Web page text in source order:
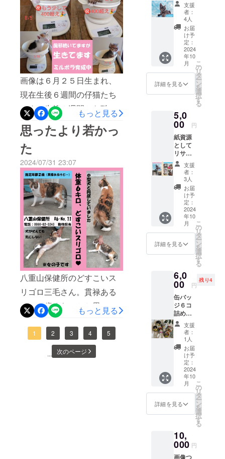
て生きたミロ所長に、お疲
れ様を言ってあげましょ
う。所長、３年半のラリ
マー勤務お疲れ様でした！
これからは虹の橋のたもと
営業所勤務ですね。プロ
ジェクト残り１５日。現在
達成率２５％です。このプ
ロジェクトは、All-In方式で
す。目標金額に関わらず、
2024/08/31 23:59:59までに
集まった金額がファンディ
ングされます。
ありました。発見者はすぐ
に病院へ向かい、応急処置
をしてもらい、その病院に
はレントゲンが無いので、
翌朝に別の病院へ猫を連れ
て行きましたが「治せな
い」と言われたそうです。
痛み止めの注射だけ打って
もらった後、猫は息を引き
取りました。棄てた人は、
なんのために公園まで猫を
運んだのでしょうか。獣医
師の見立てでは「交通事故
に遭った猫を誰かが拾って
運んだのではないか？」と
のこと。石垣島では、猫が
交通事故に遭うことはよく
あります。そんな猫の１匹
を、緑地公園に持ち込んで
棄てた人がいるのだろうと
のことでした。この猫の状
態はかなり酷く、伏せてい
て見えない腹部や後ろ足の
付け根にはウジがわいてい
ました。瀕死の猫を、棄て
画像は６月２５日生まれ、
現在生後６週間の仔猫たち
です。生後３週間から酷い
風邪をひいており、今も
治っていません。画像の子
たち以外に兄弟はあと２匹
いますが、全員目は見えて
いないようだとのことで
す。一時は危篤状態になっ
た子も、なんとか乗り越え
て命を繋いでいます。体重
は３週間前の倍近くまで増
えてきました。通院は現在
も続いているため、上記画
像よりかかった医療費は多
くなっています。おそらく
軽く３０万を超えることで
しょう。現在当プロジェク
トの支援総額は250,500円、
引き続き御支援募集中で
もっと見る
思ったより若かっ
た
2024/07/31 23:07
八重山保健所のどすこいス
リゴロ三毛さん。貫禄ある
ので５歳くらいかと思った
ら、２歳だそうです。まだ
まだ若い三毛さんです。譲
渡対象地区は石垣島・東
もっと見る
1 2 3 4 5
... 次のページ
す♪
スト
カード
３枚
セッ
ト。
「保護
猫物
語」に
登場す
る仔猫
たち
緑地公
園の猫
たちの
画像で
す。
支援
者：
4人
お届
け予
定：
2024
年10
月
詳細を見る
こ
の
リ
タ
ー
ン
を
選
択
す
る
5,0
00 円
紙資源
として
リサイ
クル可
能な紙
製ファ
イル。
環境へ
の配慮
だけで
なく、
ファイ
ルとし
ての機
能も十
とがで
きま
す。 仔
猫と成
猫、２
種類か
らお選
び下さ
い。 ※
ポスト
カード
３枚つ
支援
者：
3人
お届
け予
定：
2024
年10
月
詳細を見る
こ
の
リ
タ
ー
ン
を
選
択
す
る
6,0
00 円
残り4
缶バッ
ジ６コ
詰め合
わせ。
ラリ
マー保
護猫た
ちの画
像を
使った
オリジ
ナル商
品で
す。 サ
イズ直
、丸
形。 缶
バッジ
支援
者：
1人
お届
け予
定：
2024
年10
月
詳細を見る
こ
の
リ
タ
ー
ン
を
選
択
す
る
10,
000 円